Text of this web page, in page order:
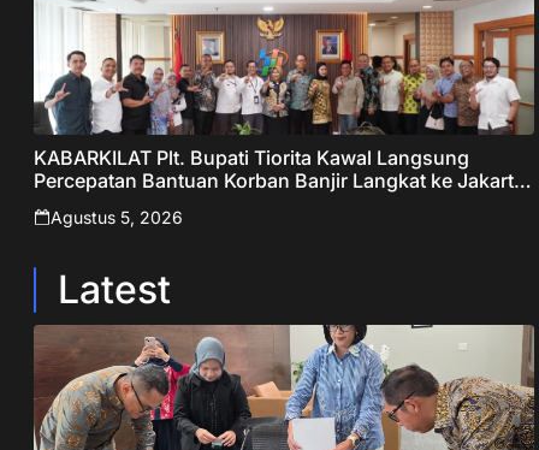
KABARKILAT Plt. Bupati Tiorita Kawal Langsung
Percepatan Bantuan Korban Banjir Langkat ke Jakarta
– Sentralberita
Agustus 5, 2026
Latest